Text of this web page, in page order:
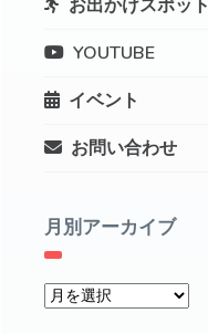
お出かけスポット
YOUTUBE
イベント
お問い合わせ
月別アーカイブ